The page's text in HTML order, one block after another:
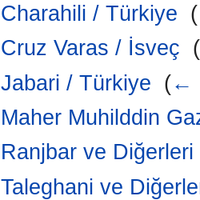
Charahili / Türkiye (
Cruz Varas / İsveç (
Jabari / Türkiye (←
Maher Muhilddin
Ranjbar ve
Taleghani ve